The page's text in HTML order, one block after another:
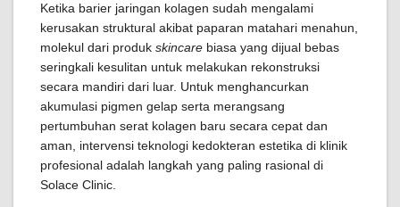
Ketika barier jaringan kolagen sudah mengalami
kerusakan struktural akibat paparan matahari menahun,
molekul dari produk skincare biasa yang dijual bebas
seringkali kesulitan untuk melakukan rekonstruksi
secara mandiri dari luar. Untuk menghancurkan
akumulasi pigmen gelap serta merangsang
pertumbuhan serat kolagen baru secara cepat dan
aman, intervensi teknologi kedokteran estetika di klinik
profesional adalah langkah yang paling rasional di
Solace Clinic.